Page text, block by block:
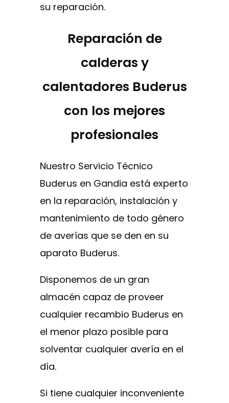
su reparación.
Reparación de
calderas y
calentadores Buderus
con los mejores
profesionales
Nuestro Servicio Técnico
Buderus en Gandia está experto
en la reparación, instalación y
mantenimiento de todo género
de averías que se den en su
aparato Buderus.
Disponemos de un gran
almacén capaz de proveer
cualquier recambio Buderus en
el menor plazo posible para
solventar cualquier avería en el
día.
Si tiene cualquier inconveniente